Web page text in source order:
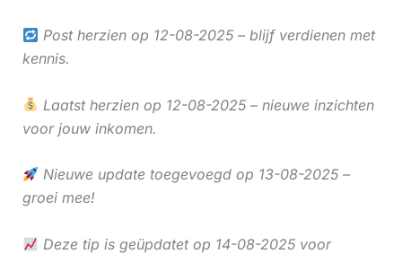
Post herzien op 12-08-2025 – blijf verdienen met
kennis.
Laatst herzien op 12-08-2025 – nieuwe inzichten
voor jouw inkomen.
Nieuwe update toegevoegd op 13-08-2025 –
groei mee!
Deze tip is geüpdatet op 14-08-2025 voor